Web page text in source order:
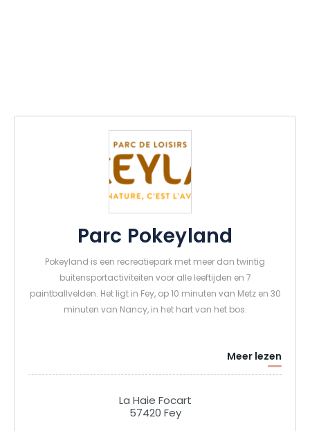
Parc Pokeyland
Pokeyland is een recreatiepark met meer dan twintig
buitensportactiviteiten voor alle leeftijden en 7
paintballvelden. Het ligt in Fey, op 10 minuten van Metz en 30
minuten van Nancy, in het hart van het bos.
Meer lezen
La Haie Focart
57420 Fey